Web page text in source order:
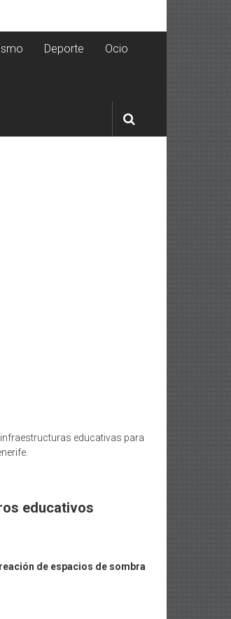
Deporte Ocio
infraestructuras educativas para
educativos
de espacios de sombra